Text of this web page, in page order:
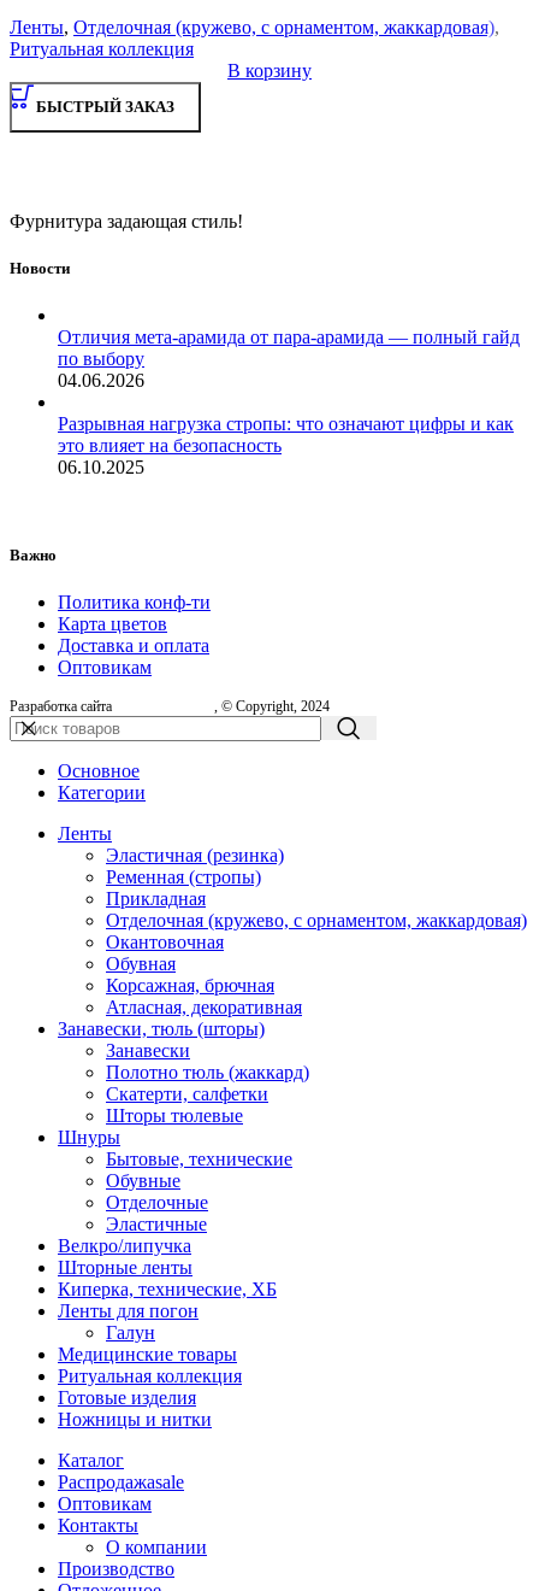
Ленты, Отделочная (кружево, с орнаментом, жаккардовая),
Ритуальная коллекция
В корзину
БЫСТРЫЙ ЗАКАЗ
Фурнитура задающая стиль!
Новости
Отличия мета-арамида от пара-арамида — полный гайд
по выбору
04.06.2026
Разрывная нагрузка стропы: что означают цифры и как
это влияет на безопасность
06.10.2025
Важно
Политика конф-ти
Карта цветов
Доставка и оплата
Оптовикам
Разработка сайта , © Copyright, 2024
Основное
Категории
Ленты
Эластичная (резинка)
Ременная (стропы)
Прикладная
Отделочная (кружево, с орнаментом, жаккардовая)
Окантовочная
Обувная
Корсажная, брючная
Атласная, декоративная
Занавески, тюль (шторы)
Занавески
Полотно тюль (жаккард)
Скатерти, салфетки
Шторы тюлевые
Шнуры
Бытовые, технические
Обувные
Отделочные
Эластичные
Велкро/липучка
Шторные ленты
Киперка, технические, ХБ
Ленты для погон
Галун
Медицинские товары
Ритуальная коллекция
Готовые изделия
Ножницы и нитки
Каталог
Распродажаsale
Оптовикам
Контакты
О компании
Производство